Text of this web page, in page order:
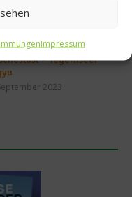
Impressum
– Tegernseer
2023